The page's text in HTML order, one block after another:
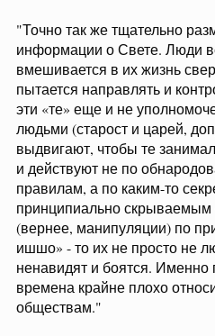
"Точно так же тщательно
информации о Свете. Люди
вмешивается в их жизнь
пытается направлять и
эти «те» еще и не
людьми (старост и царей,
выдвигают, чтобы те
и действуют не по
правилам, а по каким-то
принципиально скрываемым
(вернее, манипуляции) по
ишшо» - то их не просто не
ненавидят и боятся.
времена крайне плохо
обществам."